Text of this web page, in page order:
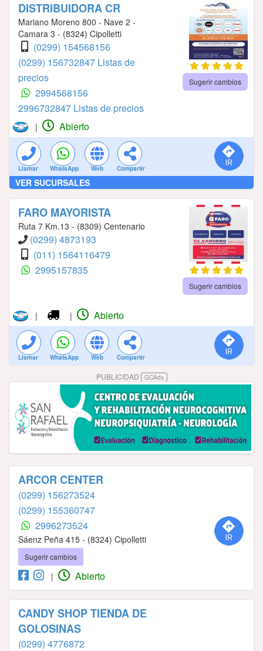
DISTRIBUIDORA CR
Mariano Moreno 800 - Nave 2 -
Camara 3 - (8324) Cipolletti
(0299) 154568156
(0299) 156732847 Listas de
precios
2994568156
2996732847 Listas de precios
Sugerir cambios
| Abierto
Llamar WhatsApp Web Compartir
VER SUCURSALES
FARO MAYORISTA
Ruta 7 Km.13 - (8309) Centenario
(0299) 4873193
(011) 1564116479
2995157835
Sugerir cambios
| | Abierto
Llamar WhatsApp Web Compartir
PUBLICIDAD GCAds
ARCOR CENTER
(0299) 156273524
(0299) 155360747
2996273524
Sáenz Peña 415 - (8324) Cipolletti
Sugerir cambios
| Abierto
CANDY SHOP TIENDA DE
GOLOSINAS
(0299) 4776872